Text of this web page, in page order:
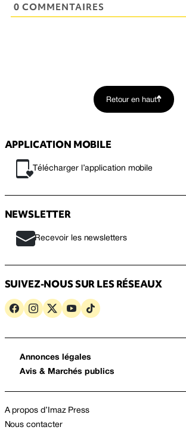
0 COMMENTAIRES
Retour en haut
APPLICATION MOBILE
Télécharger l’application mobile
NEWSLETTER
Recevoir les newsletters
SUIVEZ-NOUS SUR LES RÉSEAUX
Annonces légales
Avis & Marchés publics
A propos d’Imaz Press
Nous contacter